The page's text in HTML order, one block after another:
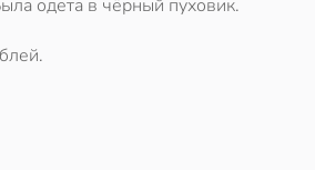
одета в чёрный пуховик.